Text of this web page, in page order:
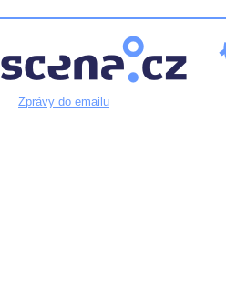
Zprávy do emailu